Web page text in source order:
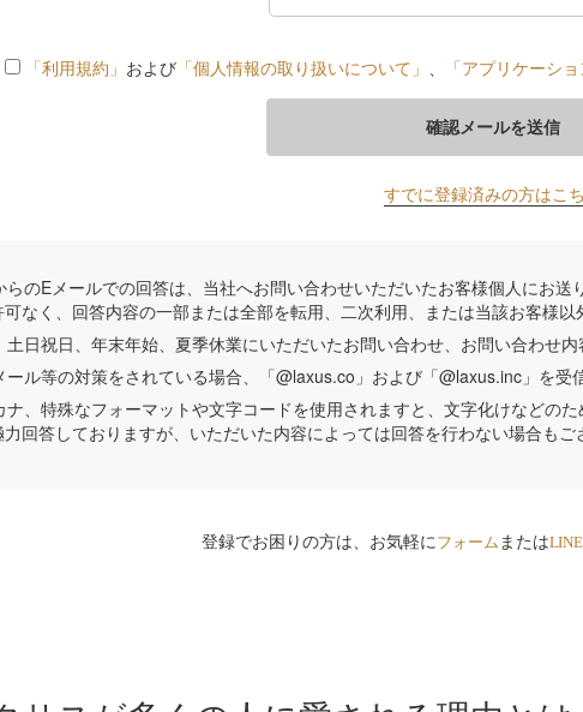
「利用規約」 および「個人情報の取り扱いについて」 「アプリケーシ
確認メールを送信
すでに登録済みの方はこ
らのEメールでの回答は、当社へお問い合わせいただいたお客様個人にお送
なく、回答内容の一部または全部を転用、二次利用、または当該お客様以
土日祝日、年末年始、夏季休業にいただいたお問い合わせ、お問い合わせ内
ール等の対策をされている場合、「@laxus.co」および「@laxus.inc」を受
ナ、特殊なフォーマットや文字コードを使用されますと、文字化けなどの
回答しておりますが、いただいた内容によっては回答を行わない場合もご
登録でお困りの方は、お気軽に フォーム またはLINE